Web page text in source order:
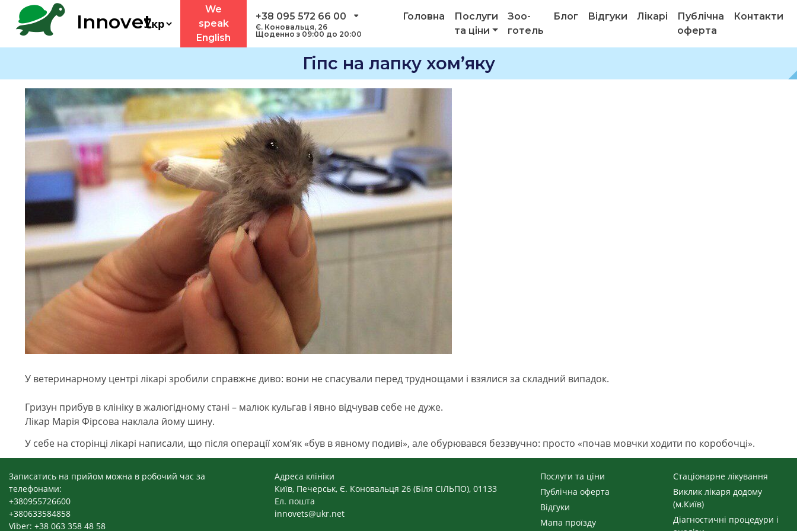
Innovet
We
speak
English
+38 095 572 66 00
Є. Коновальця, 26
Щоденно з 09:00 до 20:00
Головна
Послуги
та ціни
Зоо-
готель
Блог Відгуки Лікарі
Публічна
оферта
Контакти
Гіпс на лапку хом’яку
У ветеринарному центрі лікарі зробили справжнє диво: вони не спасували перед труднощами і взялися за складний випадок.
Гризун прибув в клініку в жалюгідному стані – малюк кульгав і явно відчував себе не дуже.
Лікар Марія Фірсова наклала йому шину.
У себе на сторінці лікарі написали, що після операції хом’як «був в явному подиві», але обурювався беззвучно: просто «почав мовчки ходити по коробочці».
Записатись на прийом можна в робочий час за
телефонами:
+380955726600
+380633584858
Viber: +38 063 358 48 58
Адреса клініки
Київ, Печерськ, Є. Коновальця 26 (Біля СІЛЬПО), 01133
Ел. пошта
innovets@ukr.net
Послуги та ціни
Публічна оферта
Відгуки
Мапа проїзду
Стаціонарне лікування
Виклик лікаря додому
(м.Київ)
Діагностичні процедури і